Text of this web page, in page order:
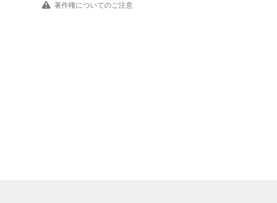
著作権についてのご注意